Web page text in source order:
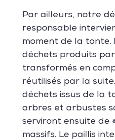
Par ailleurs, notre
responsable
moment de la tonte.
déchets produits
transformés en
réutilisés par la
déchets issus de la
arbres et arbustes
serviront ensuite de
massifs. Le paillis